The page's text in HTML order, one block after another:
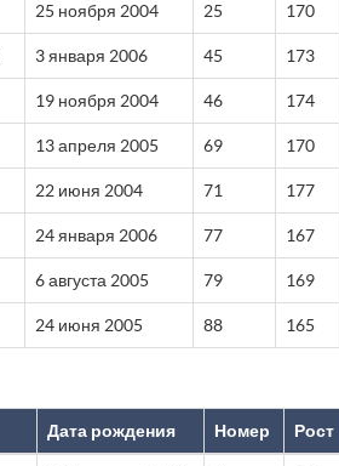
25 ноября 2004 25 170
3 января 2006 45 173
19 ноября 2004 46 174
13 апреля 2005 69 170
22 июня 2004 71 177
24 января 2006 77 167
6 августа 2005 79 169
24 июня 2005 88 165
Дата рождения Номер Рост